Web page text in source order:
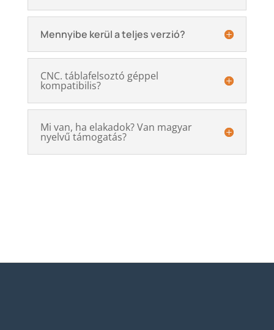
Mennyibe kerül a teljes verzió?
CNC. táblafelsoztó géppel
kompatibilis?
Mi van, ha elakadok? Van magyar
nyelvű támogatás?